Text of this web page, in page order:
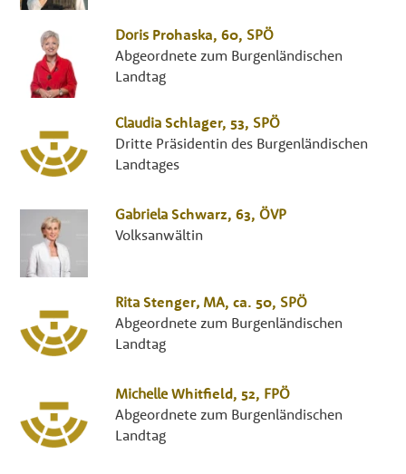
Doris Prohaska, 60, SPÖ
Abgeordnete zum Burgenländischen
Landtag
Claudia Schlager, 53, SPÖ
Dritte Präsidentin des Burgenländischen
Landtages
Gabriela Schwarz, 63, ÖVP
Volksanwältin
Rita Stenger, MA, ca. 50, SPÖ
Abgeordnete zum Burgenländischen
Landtag
Michelle Whitfield, 52, FPÖ
Abgeordnete zum Burgenländischen
Landtag